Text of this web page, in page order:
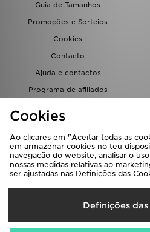
Guia de Tamanhos
Promoções e Sorteios
Cookies
Contacto
Ajuda e contactos
Programa de afiliados
Seleciona
Portugal
Cookies
Ao clicares em "Aceitar todas as
em armazenar cookies no teu
navegação do website, analisar o
nossas medidas relativas ao
ser ajustadas nas Definições das
Definições